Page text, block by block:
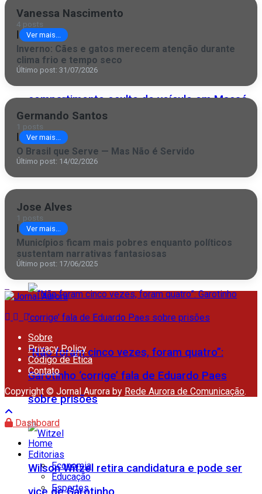
Campos
PRF apreende droga escondida em
compartimento oculto de veículo em Macaé
Inovação campista ganha palco global
Comércio campista poderá abrir no feriado
desta quinta (6) do São Salvador
“Não foram cinco vezes, foram quatro”:
Garotinho ‘corrige’ fala de Eduardo Paes
sobre prisões
Wilson Witzel retira candidatura e pode ser
vice de Garotinho
Vanessa Nascimento
4 posts
| Ver mais...
Inverno: Cães e gatos merecem atenção durante
clima frio e tempo seco
Último post: 31/07/2026
Germando Santos
1 posts
| Ver mais...
O Brasil que Serve — Mas Não é Servido
Último post: 14/02/2026
Jose Alves
1 posts
| Ver mais...
Municípios ficam mais pobres enquanto políticos
sustentam narrativas fantasiosas
Último post: 17/06/2025
Sobre
Privacy Policy
Código de Ética
Contato
Copyright © Jornal Aurora by Rede Aurora de Comunicação.
Dashboard
Home
Editorias
Economia
Educação
Esportes